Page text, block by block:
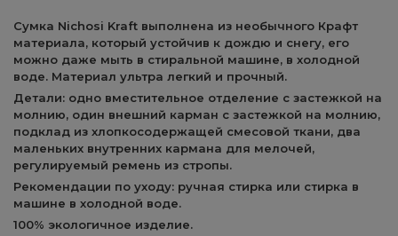
Сумка Nichosi Kraft выполнена из необычного Крафт
материала, который устойчив к дождю и снегу, его
можно даже мыть в стиральной машине, в холодной
воде. Материал ультра легкий и прочный.
Детали: одно вместительное отделение с застежкой на
молнию, один внешний карман с застежкой на молнию,
подклад из хлопкосодержащей смесовой ткани, два
маленьких внутренних кармана для мелочей,
регулируемый ремень из стропы.
Рекомендации по уходу: ручная стирка или стирка в
машине в холодной воде.
100% экологичное изделие.